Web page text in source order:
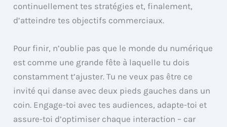
continuellement tes stratégies et, finalement,
d’atteindre tes objectifs commerciaux.
Pour finir, n’oublie pas que le monde du numérique
est comme une grande fête à laquelle tu dois
constamment t’ajuster. Tu ne veux pas être ce
invité qui danse avec deux pieds gauches dans un
coin. Engage-toi avec tes audiences, adapte-toi et
assure-toi d’optimiser chaque interaction – car